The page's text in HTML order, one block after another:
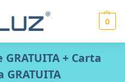
0
+ Carta